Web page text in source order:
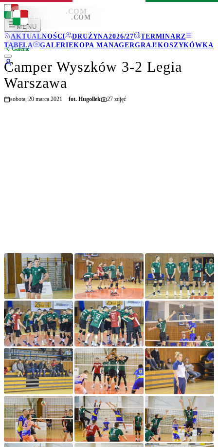
LEGIONISCI .COM
MENU
AKTUALNOŚCI
DRUŻYNA2026/27
TERMINARZ
TABELA
GALERIEKOPA MANAGERGRAJ!KOSZYKÓWKA
LEGIONISCI .COM
Galerie
Camper Wyszków 3-2 Legia
Warszawa
sobota, 20 marca 2021 fot. Hugollek 27 zdjęć